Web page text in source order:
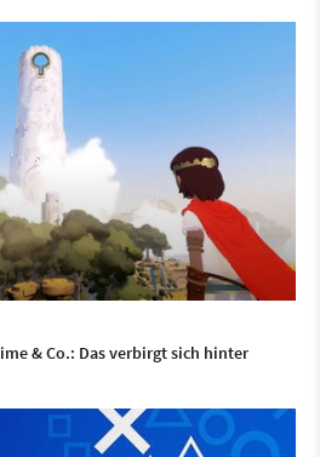
& Co.: Das verbirgt sich hinter